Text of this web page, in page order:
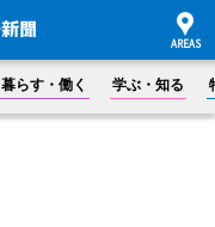
暮らす・働く 学ぶ・知る